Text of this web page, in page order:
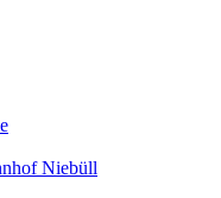
Niebüll